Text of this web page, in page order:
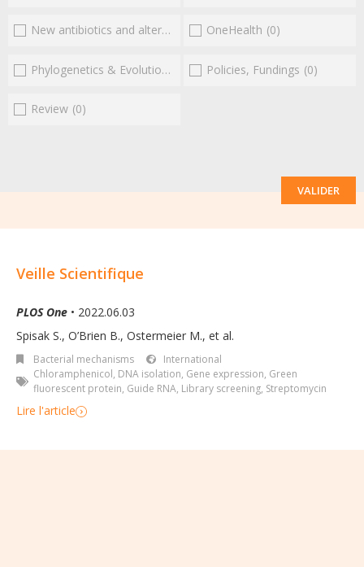
New antibiotics and alternatives (0)
OneHealth (0)
Phylogenetics & Evolution Policies, Fundings (0)
Review (0)
VALIDER
Veille Scientifique
PLOS One • 2022.06.03
Spisak S., O’Brien B., Ostermeier M., et al.
Bacterial mechanisms
International
Chloramphenicol, DNA isolation, Gene expression, Green
fluorescent protein, Guide RNA, Library screening, Streptomycin
Lire l'article